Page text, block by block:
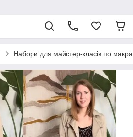
Набори для майстер-класів по